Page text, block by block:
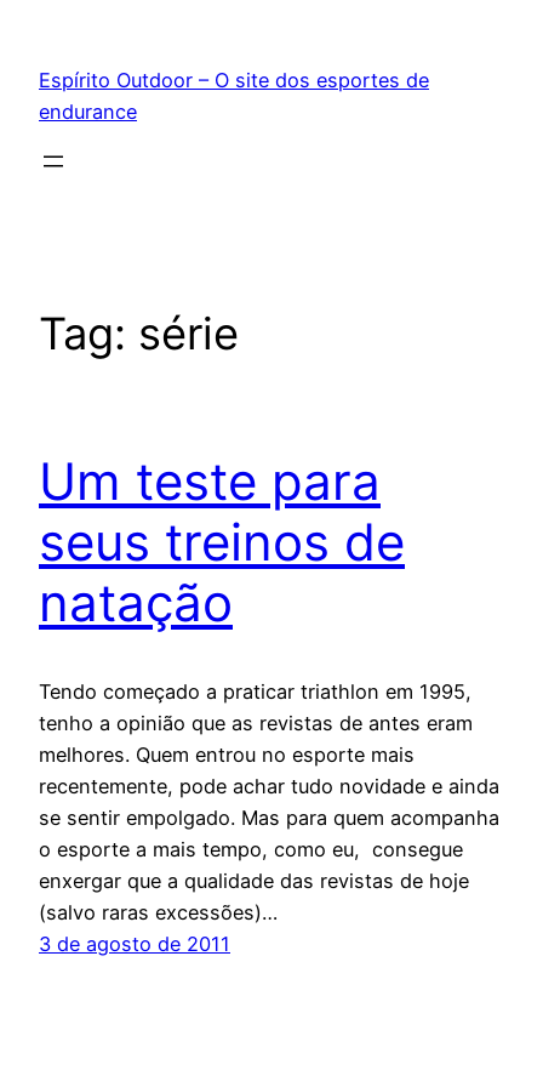
conteúdo
Espírito Outdoor – O site dos esportes de
endurance
Tag: série
Um teste para
seus treinos de
natação
Tendo começado a praticar triathlon em 1995,
tenho a opinião que as revistas de antes eram
melhores. Quem entrou no esporte mais
recentemente, pode achar tudo novidade e ainda
se sentir empolgado. Mas para quem acompanha
o esporte a mais tempo, como eu, consegue
enxergar que a qualidade das revistas de hoje
(salvo raras excessões)…
3 de agosto de 2011